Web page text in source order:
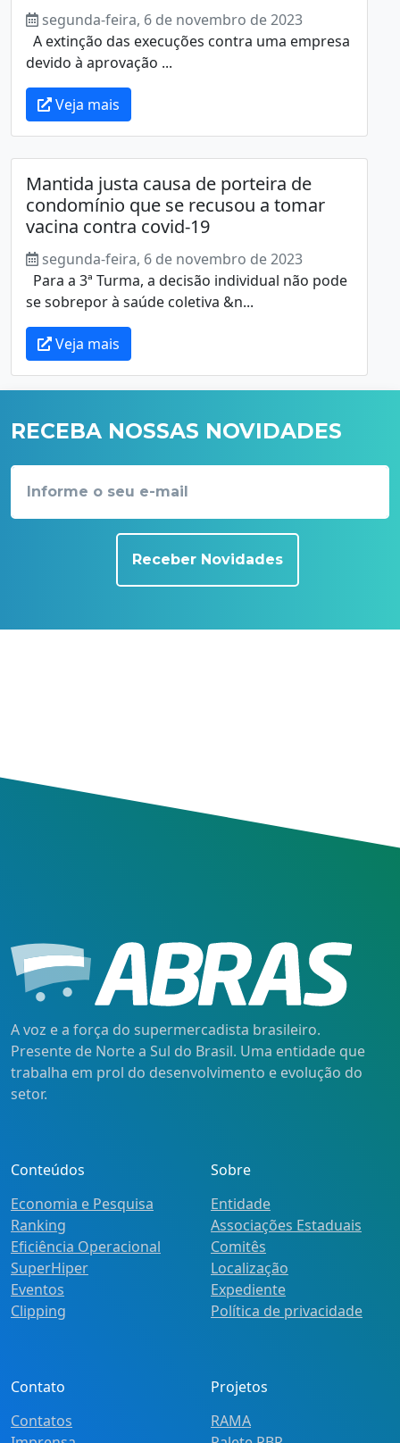
segunda-feira, 6 de novembro de 2023
A extinção das execuções contra uma empresa
devido à aprovação ...
Veja mais
Mantida justa causa de porteira de
condomínio que se recusou a tomar
vacina contra covid-19
segunda-feira, 6 de novembro de 2023
Para a 3ª Turma, a decisão individual não pode
se sobrepor à saúde coletiva &n...
Veja mais
RECEBA NOSSAS NOVIDADES
Receber Novidades
A voz e a força do supermercadista brasileiro.
Presente de Norte a Sul do Brasil. Uma entidade que
trabalha em prol do desenvolvimento e evolução do
setor.
Conteúdos
Economia e Pesquisa
Ranking
Eficiência Operacional
SuperHiper
Eventos
Clipping
Sobre
Entidade
Associações Estaduais
Comitês
Localização
Expediente
Política de privacidade
Contato
Contatos
Projetos
RAMA